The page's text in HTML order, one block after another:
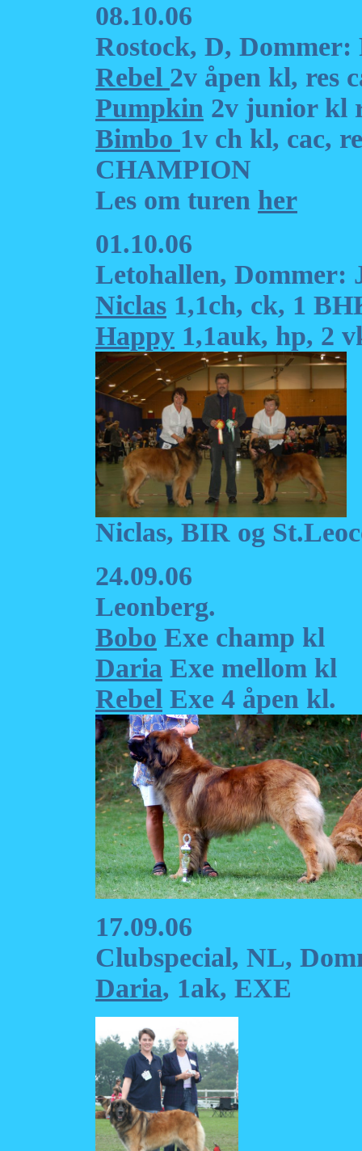
08.10.06
Rostock, D, Dommer:
Rebel 2v åpen kl, res
Pumpkin 2v junior kl
Bimbo 1v ch kl, cac,
CHAMPION
Les om turen her
01.10.06
Letohallen, Dommer:
Niclas 1,1ch, ck, 1
Happy 1,1auk, hp, 2
Niclas, BIR og
24.09.06
Leonberg.
Bobo Exe champ kl
Daria Exe mellom kl
Rebel Exe 4 åpen kl.
17.09.06
Clubspecial, NL,
Daria, 1ak, EXE